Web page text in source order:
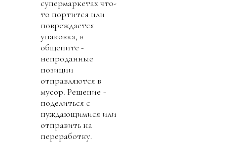
супермаркетах что-
то портится или
повреждается
упаковка, в
общепите -
непроданные
позиции
отправляются в
мусор. Решение -
поделиться с
нуждающимися или
отправить на
переработку.